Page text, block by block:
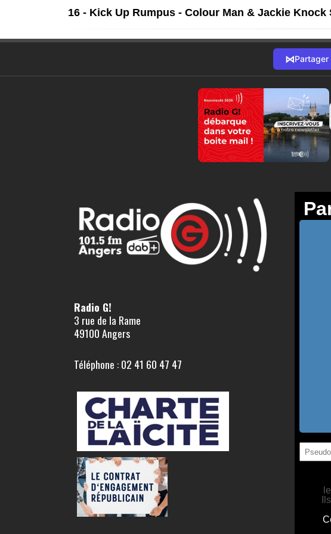
16 - Kick Up Rumpus - Colour Man & Jackie Knock
⋈Partager
Radio G!
3 rue de la Rame
49100 Angers
Téléphone : 02 41 60 47 47